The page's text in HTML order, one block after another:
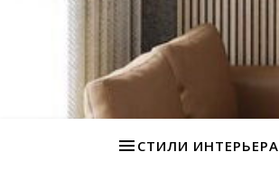
СТИЛИ ИНТЕРЬЕРА